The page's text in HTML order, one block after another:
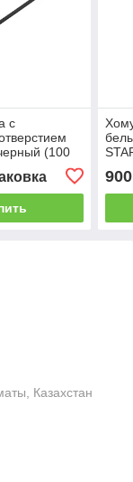
с
(100
900
Казахстан